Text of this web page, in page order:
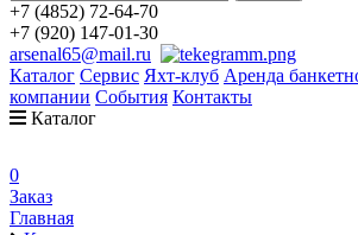
+7 (4852) 72-64-70
+7 (920) 147-01-30
arsenal65@mail.ru
Каталог Сервис Яхт-клуб Аренда
компании События Контакты
Каталог
0
Заказ
Главная